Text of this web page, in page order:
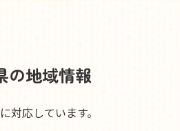
の地域情報
対応しています。